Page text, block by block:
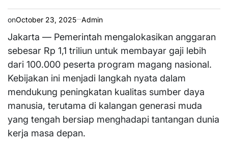
onOctober 23, 2025 Admin
Jakarta — Pemerintah mengalokasikan anggaran
sebesar Rp 1,1 triliun untuk membayar gaji lebih
dari 100.000 peserta program magang nasional.
Kebijakan ini menjadi langkah nyata dalam
mendukung peningkatan kualitas sumber daya
manusia, terutama di kalangan generasi muda
yang tengah bersiap menghadapi tantangan dunia
kerja masa depan.